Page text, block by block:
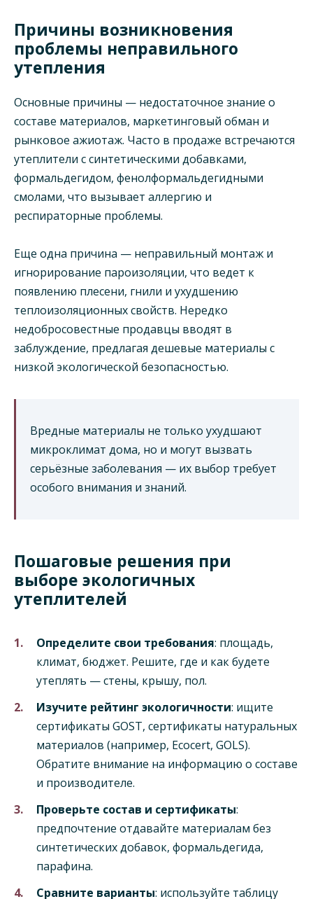
Причины возникновения
проблемы неправильного
утепления
Основные причины — недостаточное знание о
составе материалов, маркетинговый обман и
рынковое ажиотаж. Часто в продаже встречаются
утеплители с синтетическими добавками,
формальдегидом, фенолформальдегидными
смолами, что вызывает аллергию и
респираторные проблемы.
Еще одна причина — неправильный монтаж и
игнорирование пароизоляции, что ведет к
появлению плесени, гнили и ухудшению
теплоизоляционных свойств. Нередко
недобросовестные продавцы вводят в
заблуждение, предлагая дешевые материалы с
низкой экологической безопасностью.
Вредные материалы не только ухудшают
микроклимат дома, но и могут вызвать
серьёзные заболевания — их выбор требует
особого внимания и знаний.
Пошаговые решения при
выборе экологичных
утеплителей
Определите свои требования: площадь,
климат, бюджет. Решите, где и как будете
утеплять — стены, крышу, пол.
Изучите рейтинг экологичности: ищите
сертификаты GOST, сертификаты натуральных
материалов (например, Ecocert, GOLS).
Обратите внимание на информацию о составе
и производителе.
Проверьте состав и сертификаты:
предпочтение отдавайте материалам без
синтетических добавок, формальдегида,
парафина.
Сравните варианты: используйте таблицу